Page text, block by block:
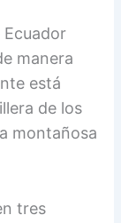
manera
está
de los
montañosa
tres